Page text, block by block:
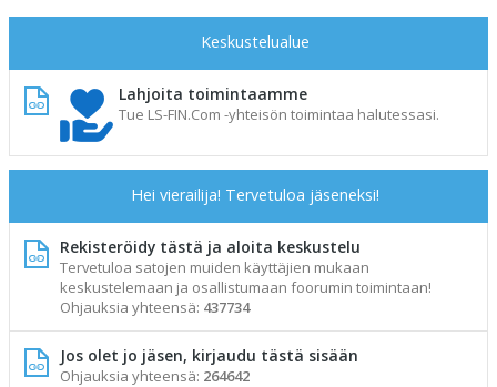
Keskustelualue
Lahjoita toimintaamme
Tue LS-FIN.Com -yhteisön toimintaa halutessasi.
Hei vierailija! Tervetuloa jäseneksi!
Rekisteröidy tästä ja aloita keskustelu
Tervetuloa satojen muiden käyttäjien mukaan
keskustelemaan ja osallistumaan foorumin toimintaan!
Ohjauksia yhteensä: 437734
Jos olet jo jäsen, kirjaudu tästä sisään
Ohjauksia yhteensä: 264642